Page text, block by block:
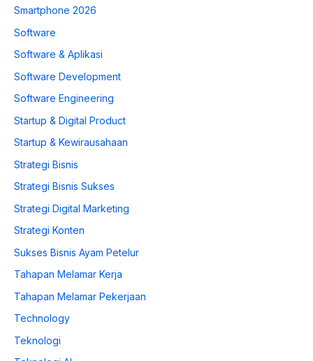
Smartphone 2026
Software
Software & Aplikasi
Software Development
Software Engineering
Startup & Digital Product
Startup & Kewirausahaan
Strategi Bisnis
Strategi Bisnis Sukses
Strategi Digital Marketing
Strategi Konten
Sukses Bisnis Ayam Petelur
Tahapan Melamar Kerja
Tahapan Melamar Pekerjaan
Technology
Teknologi